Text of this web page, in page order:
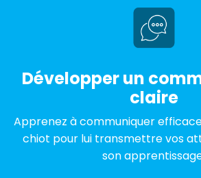
Développer un
claire
Apprenez à communiquer
chiot pour lui transmettre vos
son